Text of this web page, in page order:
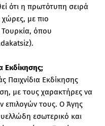
ότι η πρωτότυπη σειρά
χώρες, με πιο
Τουρκία, όπου
Εκδίκησης;
Παιχνίδια Εκδίκησης
με τους χαρακτήρες να
επιλογών τους. Ο Άγης
εσωτερικό και